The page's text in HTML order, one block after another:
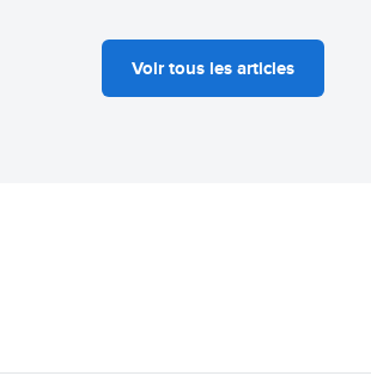
Voir tous les articles